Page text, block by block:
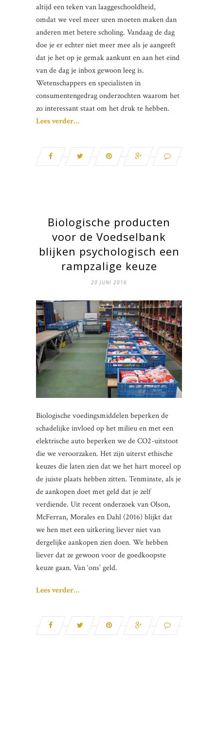
altijd een teken van laaggeschooldheid,
omdat we veel meer uren moeten maken dan
anderen met betere scholing. Vandaag de dag
doe je er echter niet meer mee als je aangeeft
dat je het op je gemak aankunt en aan het eind
van de dag je inbox gewoon leeg is.
Wetenschappers en specialisten in
consumentengedrag onderzochten waarom het
zo interessant staat om het druk te hebben.
Lees verder…
Biologische producten
voor de Voedselbank
blijken psychologisch een
rampzalige keuze
20 JUNI 2016
Biologische voedingsmiddelen beperken de
schadelijke invloed op het milieu en met een
elektrische auto beperken we de CO2-uitstoot
die we veroorzaken. Het zijn uiterst ethische
keuzes die laten zien dat we het hart moreel op
de juiste plaats hebben zitten. Tenminste, als je
de aankopen doet met geld dat je zelf
verdiende. Uit recent onderzoek van Olson,
McFerran, Morales en Dahl (2016) blijkt dat
we hen met een uitkering liever niet van
dergelijke aankopen zien doen. We hebben
liever dat ze gewoon voor de goedkoopste
keuze gaan. Van ‘ons’ geld.
Lees verder…